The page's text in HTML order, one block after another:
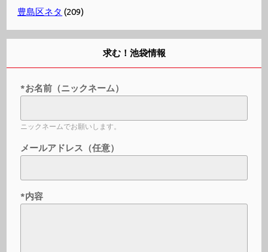
豊島区ネタ (209)
求む！池袋情報
*お名前（ニックネーム）
ニックネームでお願いします。
メールアドレス（任意）
*内容